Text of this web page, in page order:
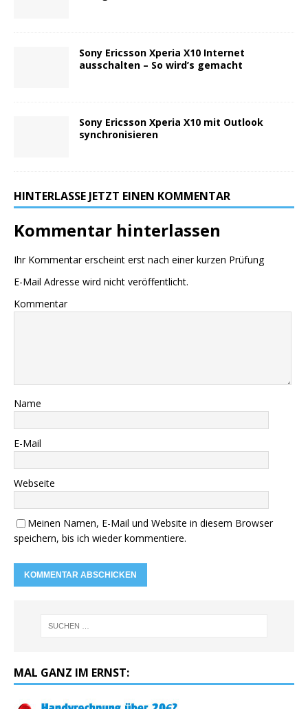
Sony Ericsson Xperia X10 Internet
ausschalten – So wird’s gemacht
Sony Ericsson Xperia X10 mit Outlook
synchronisieren
HINTERLASSE JETZT EINEN KOMMENTAR
Kommentar hinterlassen
Ihr Kommentar erscheint erst nach einer kurzen Prüfung
E-Mail Adresse wird nicht veröffentlicht.
Kommentar
Name
E-Mail
Webseite
Meinen Namen, E-Mail und Website in diesem Browser
speichern, bis ich wieder kommentiere.
MAL GANZ IM ERNST: